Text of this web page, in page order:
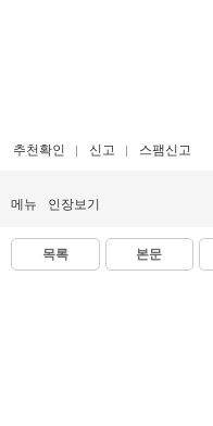
추천확인 신고 스팸신고
메뉴 인장보기
목록 본문